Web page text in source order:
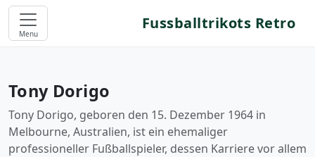
Menu
Fussballtrikots Retro
Tony Dorigo
Tony Dorigo, geboren den 15. Dezember 1964 in
Melbourne, Australien, ist ein ehemaliger
professioneller Fußballspieler, dessen Karriere vor allem